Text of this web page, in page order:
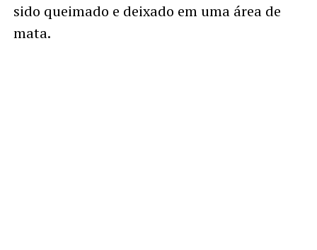
sido queimado e deixado em uma área de
mata.